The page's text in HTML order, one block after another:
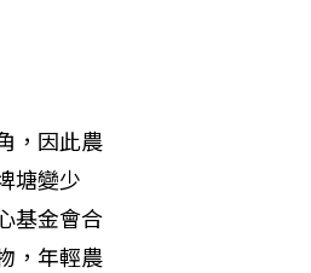
，因此農
塘變少
基金會合
，年輕農